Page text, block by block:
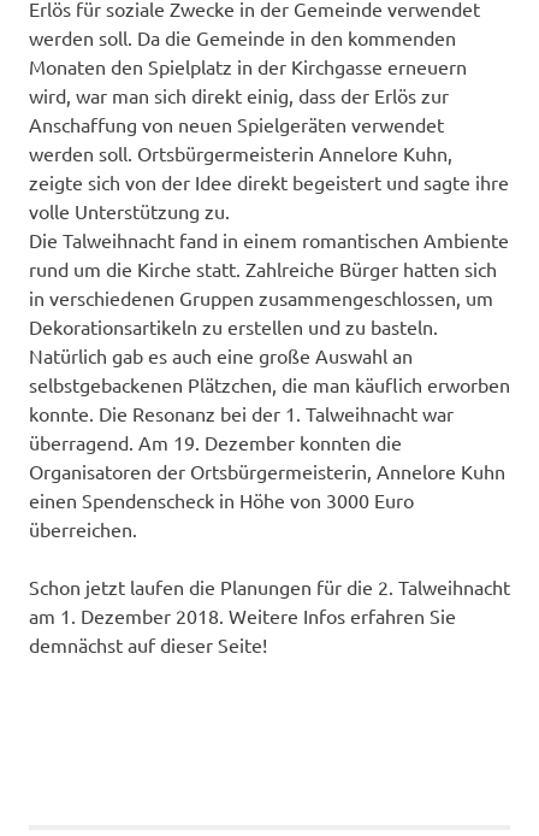
Erlös für soziale Zwecke in der Gemeinde verwendet
werden soll. Da die Gemeinde in den kommenden
Monaten den Spielplatz in der Kirchgasse erneuern
wird, war man sich direkt einig, dass der Erlös zur
Anschaffung von neuen Spielgeräten verwendet
werden soll. Ortsbürgermeisterin Annelore Kuhn,
zeigte sich von der Idee direkt begeistert und sagte ihre
volle Unterstützung zu.
Die Talweihnacht fand in einem romantischen Ambiente
rund um die Kirche statt. Zahlreiche Bürger hatten sich
in verschiedenen Gruppen zusammengeschlossen, um
Dekorationsartikeln zu erstellen und zu basteln.
Natürlich gab es auch eine große Auswahl an
selbstgebackenen Plätzchen, die man käuflich erworben
konnte. Die Resonanz bei der 1. Talweihnacht war
überragend. Am 19. Dezember konnten die
Organisatoren der Ortsbürgermeisterin, Annelore Kuhn
einen Spendenscheck in Höhe von 3000 Euro
überreichen.
Schon jetzt laufen die Planungen für die 2. Talweihnacht
am 1. Dezember 2018. Weitere Infos erfahren Sie
demnächst auf dieser Seite!